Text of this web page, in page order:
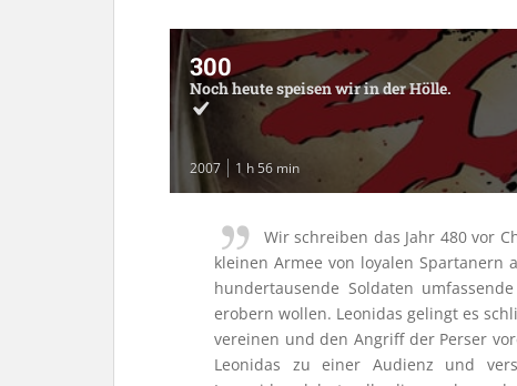
300
Noch heute speisen wir in der Hölle.
2007 1 h 56 min
Wir schreiben das Jahr 480 vor
kleinen Armee von loyalen Spartanern
hundertausende Soldaten
erobern wollen. Leonidas gelingt es
vereinen und den Angriff der Perser
Leonidas zu einer Audienz und